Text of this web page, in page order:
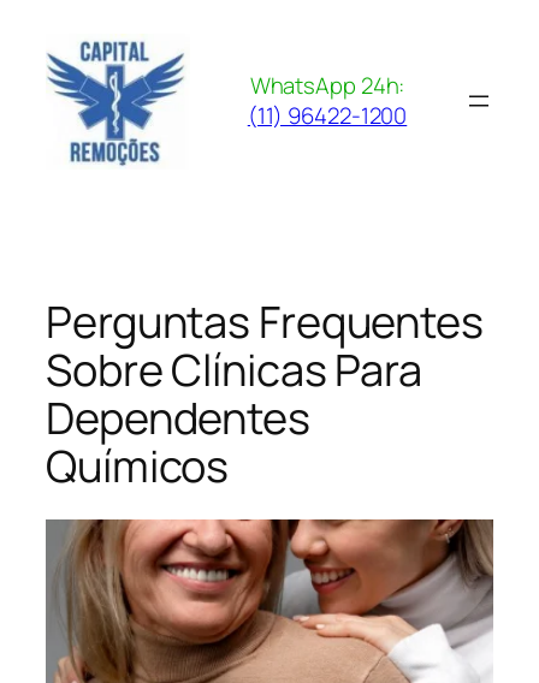
para
conteúdo
WhatsApp 24h:
(11) 96422-1200
Perguntas Frequentes
Sobre Clínicas Para
Dependentes
Químicos